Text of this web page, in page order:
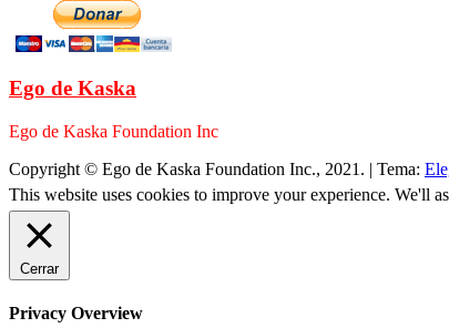
Ego de Kaska
Ego de Kaska Foundation Inc
Copyright © Ego de Kaska Foundation Inc., 2021. | Tema:
This website uses cookies to improve your experience. We'll
Cerrar
Privacy Overview